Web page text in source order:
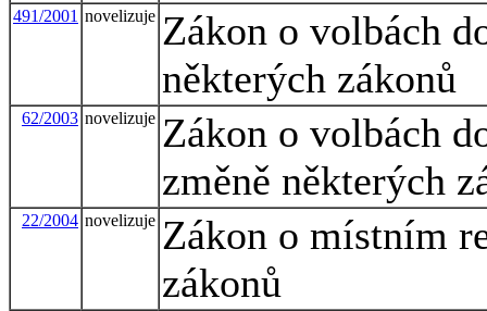
491/2001 novelizuje Zákon o volbách
některých zákonů
62/2003 novelizuje Zákon o volbách
změně některých
22/2004 novelizuje Zákon o místním
zákonů